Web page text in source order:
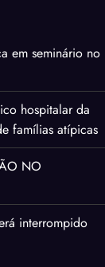
em seminário no
hospitalar da
famílias atípicas
NO
interrompido